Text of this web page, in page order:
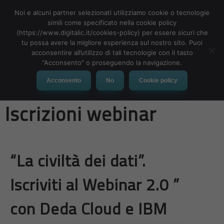
MENU
La civiltà dei dati –
Iscrizioni webinar
“La civiltà dei dati”.
Iscriviti al Webinar 2.0 ”
con Deda Cloud e IBM
Noi e alcuni partner selezionati utilizziamo cookie o tecnologie
simili come specificato nella cookie policy
(https://www.digitalic.it/cookies-policy) per essere sicuri che
tu possa avere la migliore esperienza sul nostro sito. Puoi
acconsentire all’utilizzo di tali tecnologie con il tasto
"Acconsento" o proseguendo la navigazione.
Acconsento No Cookie policy